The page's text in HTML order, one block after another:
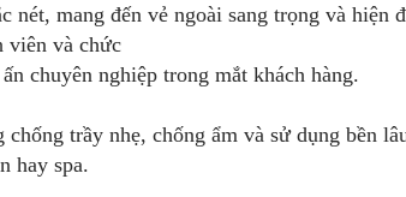
nét, mang đến vẻ ngoài sang trọng và hiện
viên và chức
chuyên nghiệp trong mắt khách hàng.
chống trầy nhẹ, chống ẩm và sử dụng bền
hay spa.